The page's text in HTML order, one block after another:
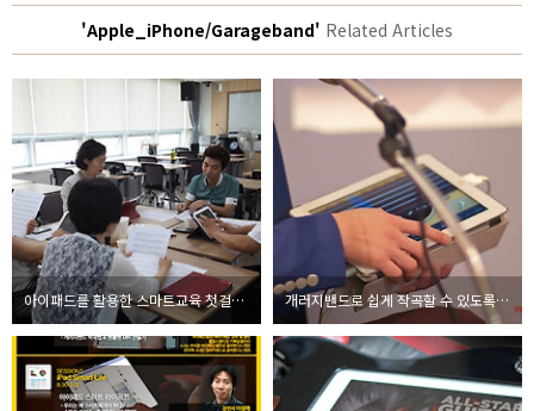
'Apple_iPhone/Garageband' Related Articles
아이패드를 활용한 스마트교육 첫걸음, 교감선생님들과 GarageBand로 합주 개러지밴드로 쉽게 작곡할 수 있도록 만들어주는 강좌 소개